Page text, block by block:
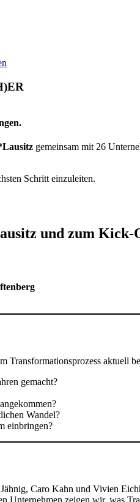
gemeinsam mit 26
Schritt einzuleiten.
und zum
Transformationsprozess aktuell
gemacht?
Wandel?
einbringen?
Caro Kahn und Vivien
Unternehmen zeigen wir, was